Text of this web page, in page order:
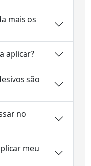
mais os
aplicar?
são
no
meu